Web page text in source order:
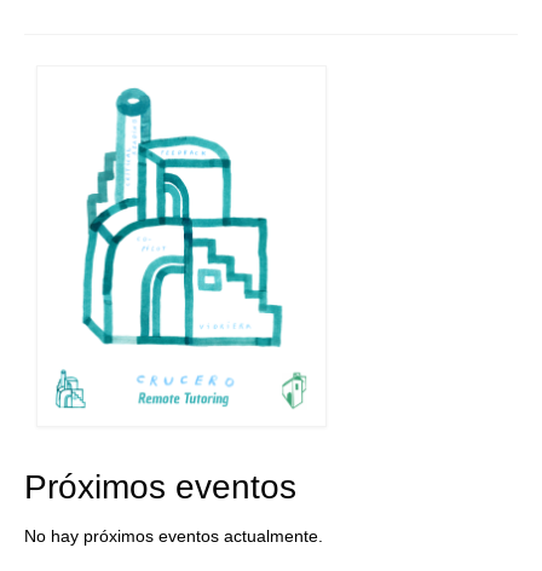
Próximos eventos
No hay próximos eventos actualmente.